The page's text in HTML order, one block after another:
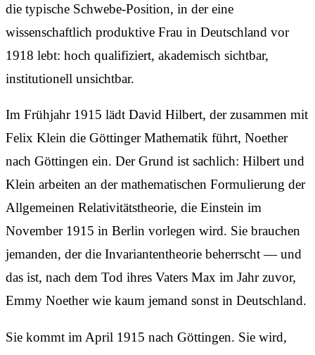
die typische Schwebe-Position, in der eine
wissenschaftlich produktive Frau in Deutschland vor
1918 lebt: hoch qualifiziert, akademisch sichtbar,
institutionell unsichtbar.
Im Frühjahr 1915 lädt David Hilbert, der zusammen mit
Felix Klein die Göttinger Mathematik führt, Noether
nach Göttingen ein. Der Grund ist sachlich: Hilbert und
Klein arbeiten an der mathematischen Formulierung der
Allgemeinen Relativitäts­theorie, die Einstein im
November 1915 in Berlin vorlegen wird. Sie brauchen
jemanden, der die Invariantentheorie beherrscht — und
das ist, nach dem Tod ihres Vaters Max im Jahr zuvor,
Emmy Noether wie kaum jemand sonst in Deutschland.
Sie kommt im April 1915 nach Göttingen. Sie wird,